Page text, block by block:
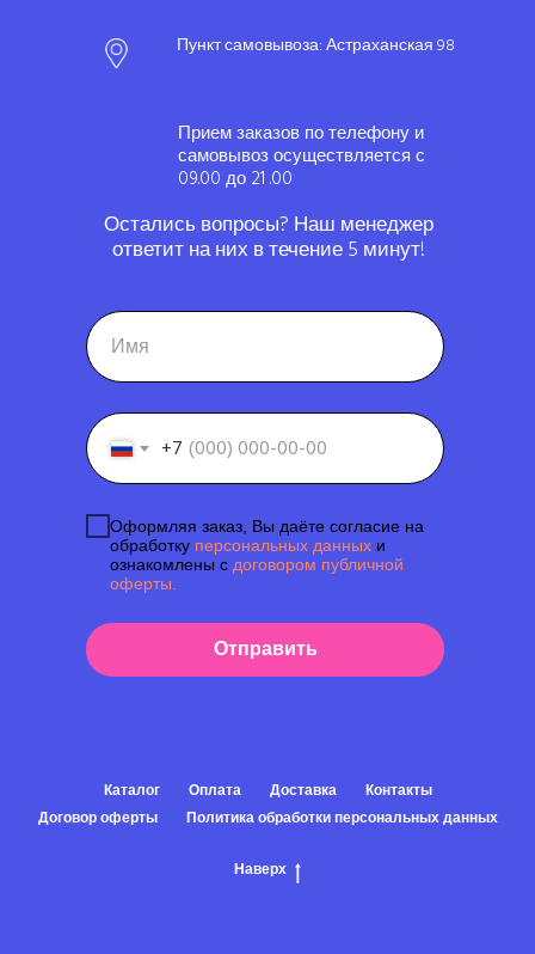
+7
Оформляя заказ, Вы даёте согласие на
обработку персональных данных и
ознакомлены с договором публичной
оферты.
Отправить
Пункт самовывоза: Астраханская 98
Прием заказов по телефону и
самовывоз осуществляется с
09.00 до 21 .00
Остались вопросы? Наш менеджер
ответит на них в течение 5 минут!
Каталог Оплата Доставка
Контакты
Договор оферты
Политика обработки персональных данных
Наверх